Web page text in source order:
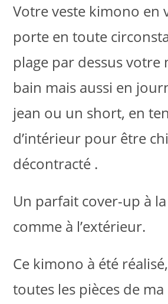
Votre veste kimono en
porte en toute
plage par dessus votre
bain mais aussi en
jean ou un short, en
d’intérieur pour être
décontracté .
Un parfait cover-up à
comme à l’extérieur.
Ce kimono à été
toutes les pièces de